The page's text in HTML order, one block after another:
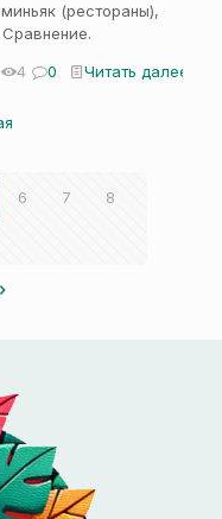
(рестораны),
4 0 Читать далее
6 7 8